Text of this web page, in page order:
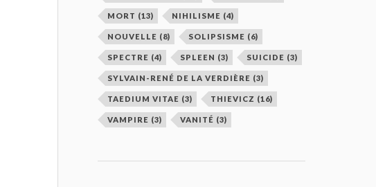
MORT (13) NIHILISME (4)
NOUVELLE (8) SOLIPSISME (6)
SPECTRE (4) SPLEEN (3) SUICIDE (3)
SYLVAIN-RENÉ DE LA VERDIÈRE (3)
TAEDIUM VITAE (3) THIEVICZ (16)
VAMPIRE (3) VANITÉ (3)